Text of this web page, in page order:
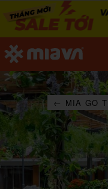
← MIA GO